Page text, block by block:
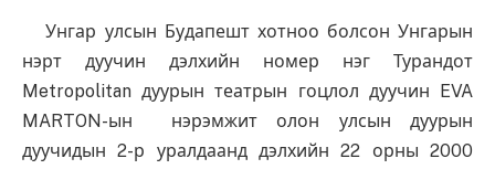
Унгар улсын Будапешт хотноо болсон Унгарын
нэрт дуучин дэлхийн номер нэг Турандот
Metropolitan дуурын театрын гоцлол дуучин EVA
MARTON-ын нэрэмжит олон улсын дуурын
дуучидын 2-р уралдаанд дэлхийн 22 орны 2000